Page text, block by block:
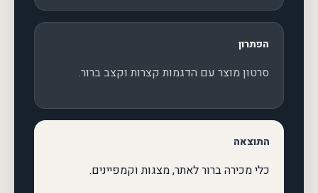
הפתרון
סרטון מוצר עם הדגמות קצרות וקצב ברור.
התוצאה
כלי מכירה ברור לאתר, מצגות וקמפיינים.